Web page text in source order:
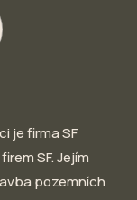
je firma SF
SF. Jejím
pozemních